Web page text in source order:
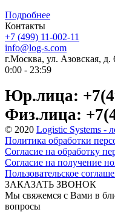
Подробнее
Контакты
+7 (499) 11-002-11
info@log-s.com
г.Москва, ул. Азовская, д.
0:00 - 23:59
Юр.лица:
Физ.лица:
© 2020 Logistic Systems -
Политика обработки
Согласие на обработку
Согласие на получение
Пользовательское
ЗАКАЗАТЬ ЗВОНОК
Мы свяжемся с Вами в
вопросы